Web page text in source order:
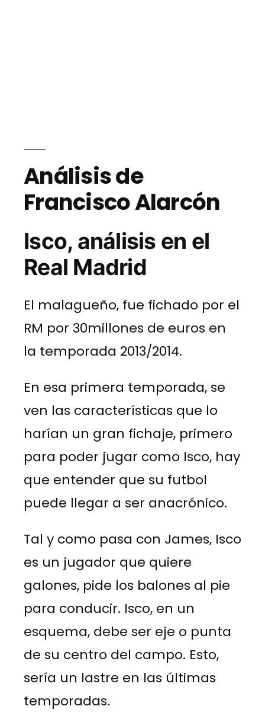
Análisis de
Francisco Alarcón
Isco, análisis en el
Real Madrid
El malagueño, fue fichado por el
RM por 30millones de euros en
la temporada 2013/2014.
En esa primera temporada, se
ven las características que lo
harían un gran fichaje, primero
para poder jugar como Isco, hay
que entender que su futbol
puede llegar a ser anacrónico.
Tal y como pasa con James, Isco
es un jugador que quiere
galones, pide los balones al pie
para conducir. Isco, en un
esquema, debe ser eje o punta
de su centro del campo. Esto,
sería un lastre en las últimas
temporadas.